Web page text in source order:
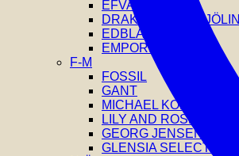
EFVA ATTLING
DRAKENBERG SJÖLIN
EDBLAD
EMPORIO ARMANI
F-M
FOSSIL
GANT
MICHAEL KORS
LILY AND ROSE
GEORG JENSEN
GLENSIA SELECTION